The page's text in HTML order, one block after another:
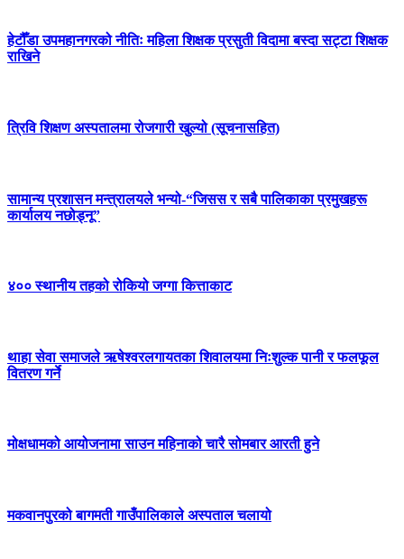
हेटौँडा उपमहानगरको नीतिः महिला शिक्षक प्रसुती विदामा बस्दा सट्टा शिक्षक
राखिने
त्रिवि शिक्षण अस्पतालमा रोजगारी खुल्यो (सूचनासहित)
सामान्य प्रशासन मन्त्रालयले भन्यो-“जिसस र सबै पालिकाका प्रमुखहरू
कार्यालय नछोड्नू”
४०० स्थानीय तहको रोकियो जग्गा कित्ताकाट
थाहा सेवा समाजले ऋषेश्वरलगायतका शिवालयमा निःशुल्क पानी र फलफूल
वितरण गर्ने
मोक्षधामको आयोजनामा साउन महिनाको चारै सोमबार आरती हुने
मकवानपुरको बागमती गाउँपालिकाले अस्पताल चलायो